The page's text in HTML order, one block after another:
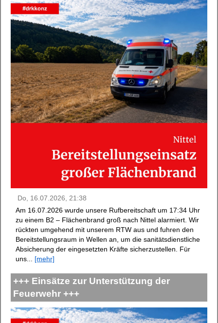
Do, 16.07.2026, 21:38
Am 16.07.2026 wurde unsere Rufbereitschaft um 17:34 Uhr
zu einem B2 – Flächenbrand groß nach Nittel alarmiert. Wir
rückten umgehend mit unserem RTW aus und fuhren den
Bereitstellungsraum in Wellen an, um die sanitätsdienstliche
Absicherung der eingesetzten Kräfte sicherzustellen. Für
uns... [mehr]
+++ Einsätze zur Unterstützung der
Feuerwehr +++